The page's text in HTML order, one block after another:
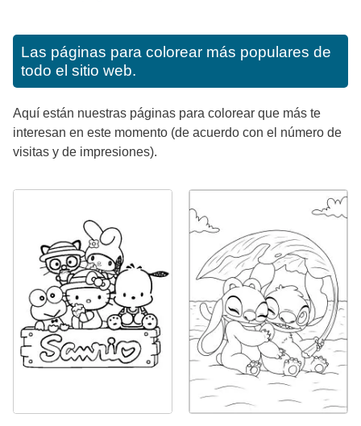
Las páginas para colorear más populares de
todo el sitio web.
Aquí están nuestras páginas para colorear que más te
interesan en este momento (de acuerdo con el número de
visitas y de impresiones).